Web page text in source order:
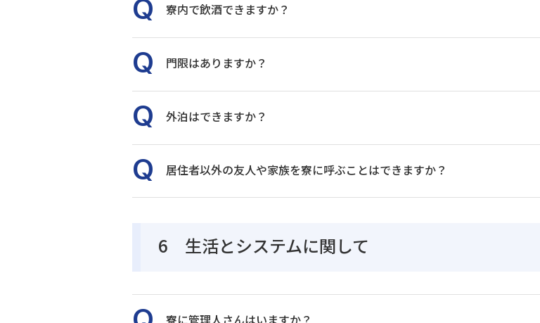
寮内で飲酒できますか？
門限はありますか？
外泊はできますか？
居住者以外の友人や家族を寮に呼ぶことはできますか？
6 生活とシステムに関して
寮に管理人さんはいますか？